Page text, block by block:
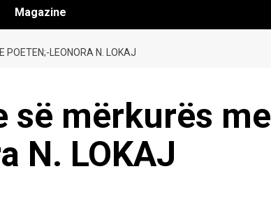
Magazine
POETEN;-LEONORA N. LOKAJ
së mërkurës me
N. LOKAJ